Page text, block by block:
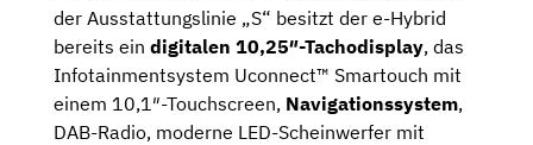
der Ausstattungslinie „S“ besitzt der e-Hybrid
bereits ein digitalen 10,25″-Tachodisplay, das
Infotainmentsystem Uconnect™ Smartouch mit
einem 10,1″-Touchscreen, Navigationssystem,
DAB-Radio, moderne LED-Scheinwerfer mit